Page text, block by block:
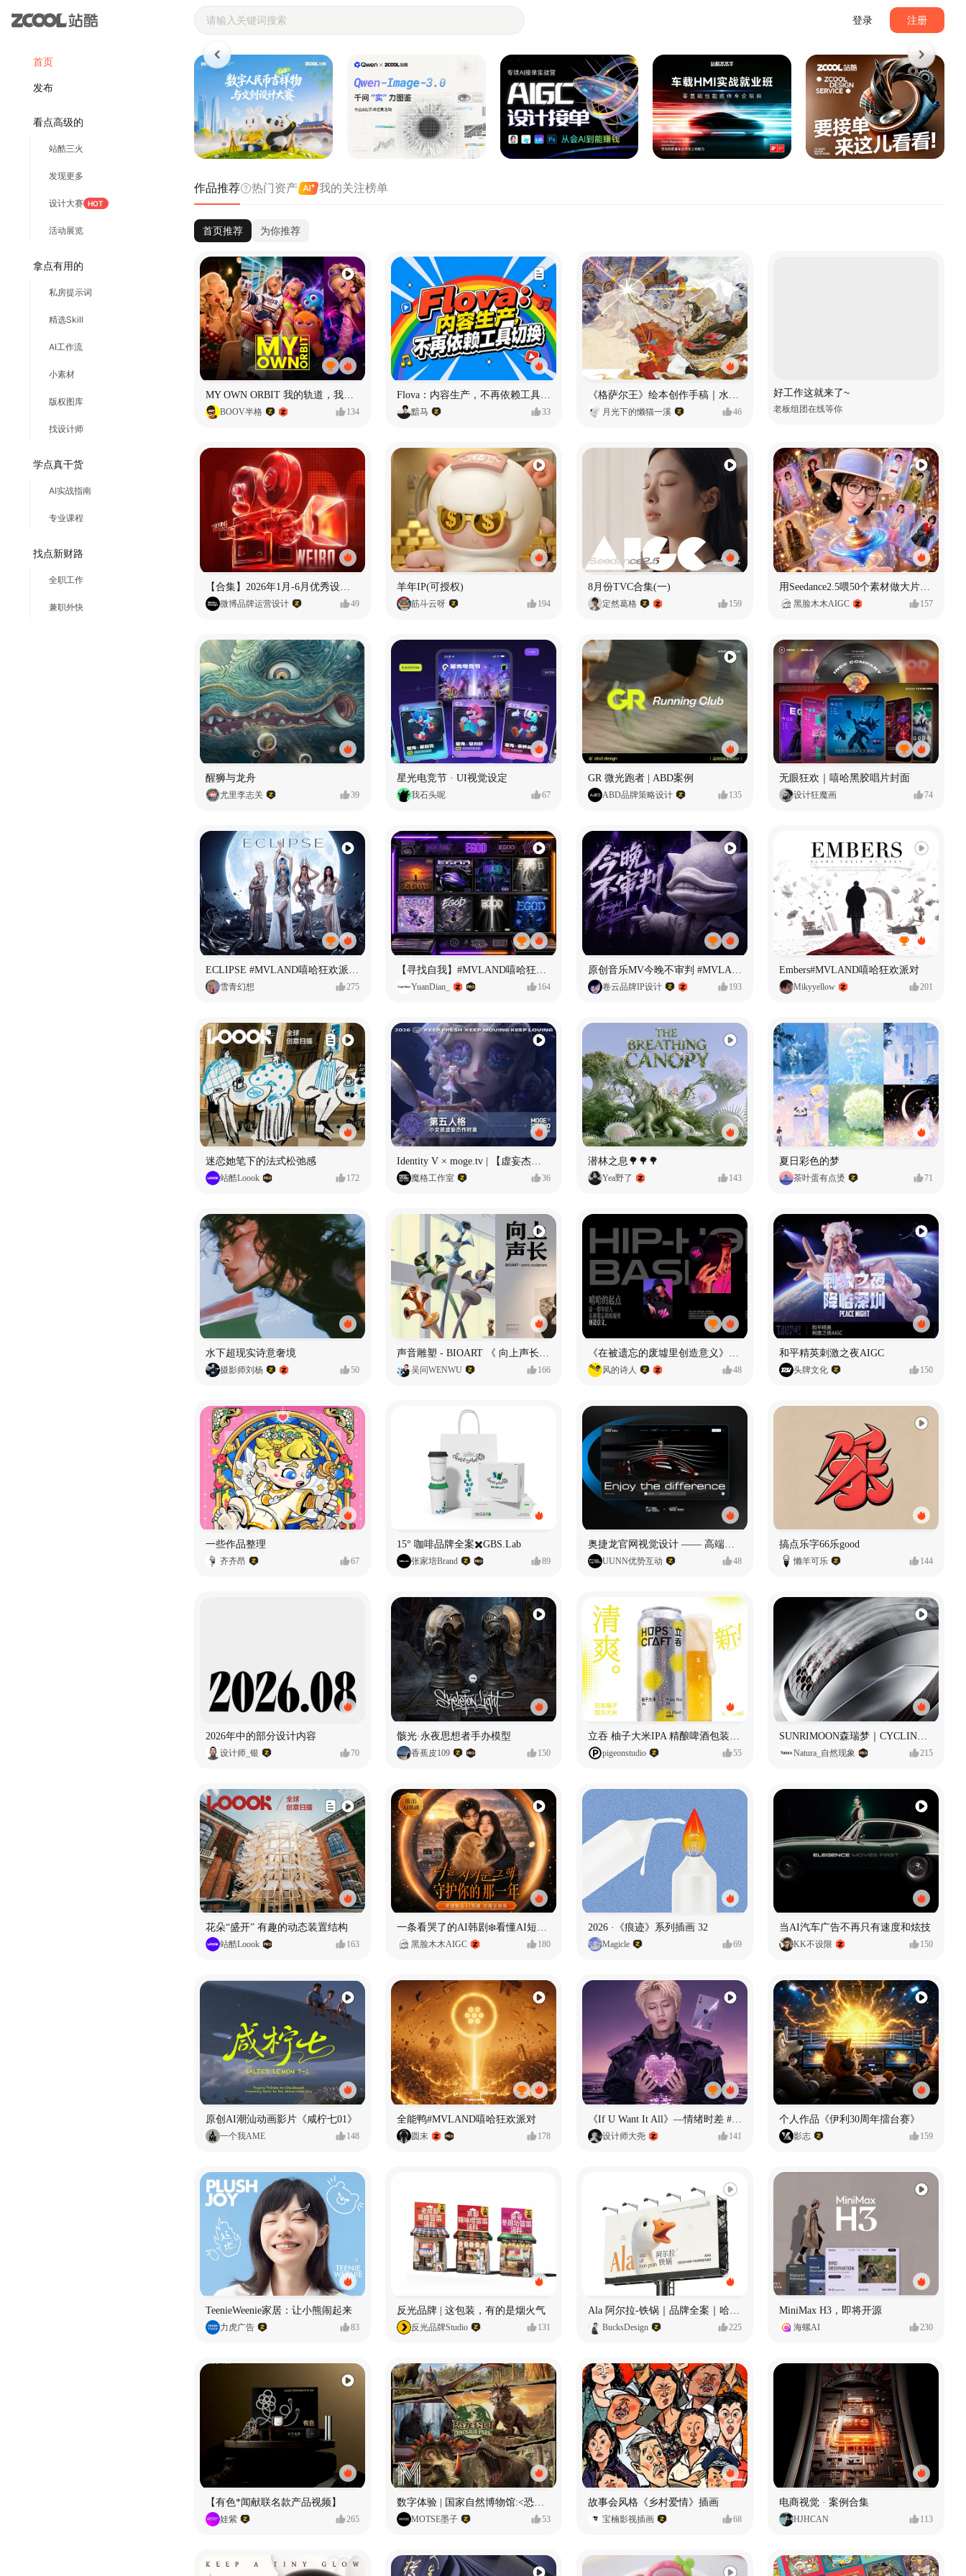
首页
发布
看点高级的
站酷三火
发现更多
设计大赛 HOT
活动展览
拿点有用的
私房提示词
精选Skill
AI工作流
小素材
版权图库
找设计师
学点真干货
AI实战指南
专业课程
找点新财路
全职工作
兼职外快
登录 注册
站酷ZCOOL - 设计师们都在站酷
作品推荐 热门资产 我的关注榜单
首页推荐 为你推荐
MY OWN ORBIT 我的轨道，我的定义#MVLAND嘻哈狂欢派对
BOOV半格 134
Flova：内容生产，不再依赖工具切换
黯马 33
《格萨尔王》绘本创作手稿｜水彩墨韵下的史诗回响
月光下的懒猫一溪 46
好工作这就来了~
老板组团在线等你
微博品牌运营设计 49
羊年IP(可授权)
筋斗云呀 194
8月份TVC合集(一)
定然葛格 159 黑脸木木AIGC 157
醒狮与龙舟
尤里李志关 39
星光电竞节 · UI视觉设定
我石头呢 67
GR 微光跑者 | ABD案例
ABD品牌策略设计 135
无眼狂欢｜嘻哈黑胶唱片封面
设计狂魔画 74
雪青幻想 275 YuanDian_ 164 卷云品牌IP设计 193
Embers#MVLAND嘻哈狂欢派对
Mikyyellow 201
迷恋她笔下的法式松弛感
站酷Loook 172
Identity V × moge.tv | 【虚妄杰作时装】“小女孩”
魔格工作室 36
潜林之息🌳🌳🌳
Yea野了 143
夏日彩色的梦
茶叶蛋有点烫 71
水下超现实诗意奢境
摄影师刘杨 50 吴问WENWU 166 风的诗人 48
和平精英刺激之夜AIGC
头牌文化 150
一些作品整理
齐齐昂 67
15° 咖啡品牌全案✖️GBS.Lab
张家培Brand 89
奥捷龙官网视觉设计 —— 高端网站建设
UUNN优势互动 48
搞点乐字66乐good
懒羊可乐 144
2026年中的部分设计内容
设计师_银 70
骸光·永夜思想者手办模型
香蕉皮109 150 pigeonstudio 55 Natura_自然现象 215
花朵“盛开” 有趣的动态装置结构
站酷Loook 163
一条看哭了的AI韩剧❄️看懂AI短剧出海全流程
黑脸木木AIGC 180
2026 ·《痕迹》系列插画 32
Magicle 69
当AI汽车广告不再只有速度和炫技
KK不设限 150
原创AI潮汕动画影片《咸柠七01》
一个我AME 148
全能鸭#MVLAND嘻哈狂欢派对
圆末 178 设计师大尧 141
个人作品《伊利30周年擂台赛》
影志 159
TeenieWeenie家居：让小熊闹起来
力虎广告 83
反光品牌 | 这包装，有的是烟火气
反光品牌Studio 131
Ala 阿尔拉-铁锅｜品牌全案｜哈尔滨
BucksDesign 225
MiniMax H3，即将开源
海螺AI 230
【有色*闻献联名款产品视频】
娃紫 265 MOTSE墨子 53
故事会风格《乡村爱情》插画
宝楠影视插画 68
电商视觉 · 案例合集
HJHCAN 113